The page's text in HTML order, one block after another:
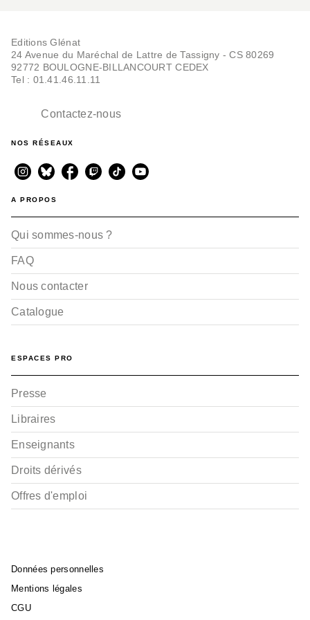
Editions Glénat
24 Avenue du Maréchal de Lattre de Tassigny - CS 80269
92772 BOULOGNE-BILLANCOURT CEDEX
Tel : 01.41.46.11.11
Contactez-nous
NOS RÉSEAUX
A PROPOS
Qui sommes-nous ?
FAQ
Nous contacter
Catalogue
ESPACES PRO
Presse
Libraires
Enseignants
Droits dérivés
Offres d'emploi
Données personnelles
Mentions légales
CGU